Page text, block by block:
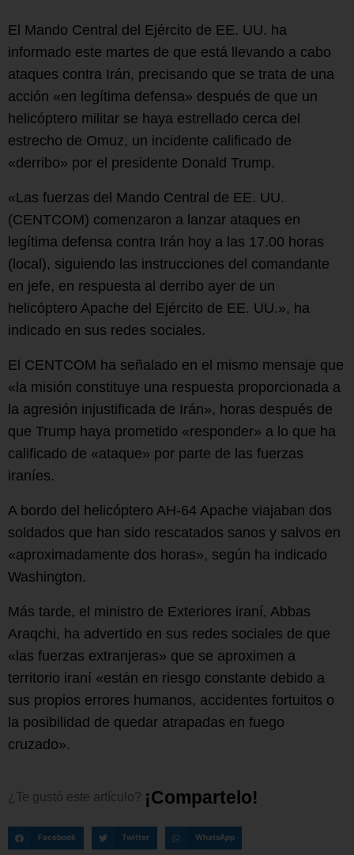
El Mando Central del Ejército de EE. UU. ha
informado este martes de que está llevando a cabo
ataques contra Irán, precisando que se trata de una
acción «en legítima defensa» después de que un
helicóptero militar se haya estrellado cerca del
estrecho de Omuz, un incidente calificado de
«derribo» por el presidente Donald Trump.
«Las fuerzas del Mando Central de EE. UU.
(CENTCOM) comenzaron a lanzar ataques en
legítima defensa contra Irán hoy a las 17.00 horas
(local), siguiendo las instrucciones del comandante
en jefe, en respuesta al derribo ayer de un
helicóptero Apache del Ejército de EE. UU.», ha
indicado en sus redes sociales.
El CENTCOM ha señalado en el mismo mensaje que
«la misión constituye una respuesta proporcionada a
la agresión injustificada de Irán», horas después de
que Trump haya prometido «responder» a lo que ha
calificado de «ataque» por parte de las fuerzas
iraníes.
A bordo del helicóptero AH-64 Apache viajaban dos
soldados que han sido rescatados sanos y salvos en
«aproximadamente dos horas», según ha indicado
Washington.
Más tarde, el ministro de Exteriores iraní, Abbas
Araqchi, ha advertido en sus redes sociales de que
«las fuerzas extranjeras» que se aproximen a
territorio iraní «están en riesgo constante debido a
sus propios errores humanos, accidentes fortuitos o
la posibilidad de quedar atrapadas en fuego
cruzado».
¿Te gustó este artículo? ¡Compartelo!
Facebook Twitter WhatsApp